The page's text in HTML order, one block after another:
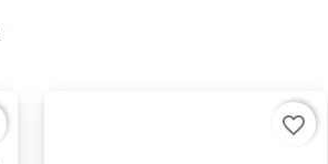
favorite_border